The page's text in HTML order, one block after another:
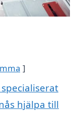
hjälpa till